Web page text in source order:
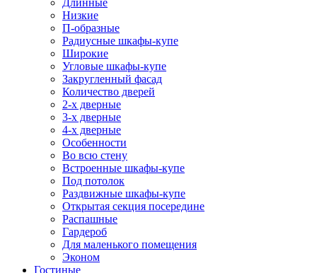
Длинные
Низкие
П-образные
Радиусные шкафы-купе
Широкие
Угловые шкафы-купе
Закругленный фасад
Количество дверей
2-х дверные
3-х дверные
4-х дверные
Особенности
Во всю стену
Встроенные шкафы-купе
Под потолок
Раздвижные шкафы-купе
Открытая секция посередине
Распашные
Гардероб
Для маленького помещения
Эконом
Гостиные